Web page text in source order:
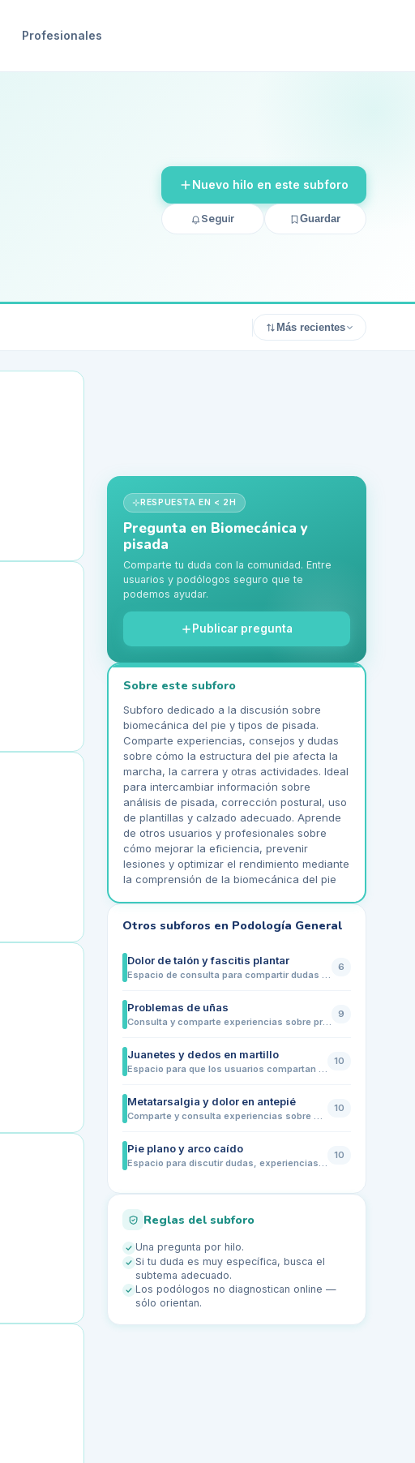
Profesionales
Nuevo hilo en este subforo
Seguir Guardar
Más recientes
RESPUESTA EN < 2H
Pregunta en Biomecánica y
pisada
Comparte tu duda con la comunidad. Entre
usuarios y podólogos seguro que te
podemos ayudar.
Publicar pregunta
Sobre este subforo
Subforo dedicado a la discusión sobre
biomecánica del pie y tipos de pisada.
Comparte experiencias, consejos y dudas
sobre cómo la estructura del pie afecta la
marcha, la carrera y otras actividades. Ideal
para intercambiar información sobre
análisis de pisada, corrección postural, uso
de plantillas y calzado adecuado. Aprende
de otros usuarios y profesionales sobre
cómo mejorar la eficiencia, prevenir
lesiones y optimizar el rendimiento mediante
la comprensión de la biomecánica del pie
Otros subforos en Podología General
Dolor de talón y fascitis plantar
Espacio de consulta para compartir dudas y experiencias sobre dolor de talón, fascitis plantar y molestias relacionadas. Los usuarios pueden preguntar sobre síntomas, causas comunes, técnicas de alivio, ejercicios, estiramientos y calzado adecuado. Ideal para pacientes que buscan orientación y para profesionales que quieran aportar consejos prácticos, sin sustituir la valoración médica.
6
Problemas de uñas
Consulta y comparte experiencias sobre problemas de uñas: uñas negras, encarnadas, quebradizas, hongos, traumas, cuidados y prevención diaria.
9
Juanetes y dedos en martillo
Espacio para que los usuarios compartan experiencias, dudas y consultas sobre juanetes y dedos en martillo. Aquí podrás aprender sobre prevención, síntomas, tratamientos caseros, adaptación de calzado y consultas generales para mejorar la salud de tus pies.
10
Metatarsalgia y dolor en antepié
Comparte y consulta experiencias sobre dolor en la parte delantera del pie. Este subforo está pensado para quienes sufren metatarsalgia, molestias en los metatarsos o dolor al caminar y correr. Aquí podrás intercambiar consejos, dudas sobre calzado, plantillas y ejercicios recomendados por la comunidad de podólogos y usuarios
10
Pie plano y arco caído
Espacio para discutir dudas, experiencias y consejos sobre pie plano y arco caído. Comparte tus síntomas, molestias, recomendaciones de calzado o plantillas, ejercicios y estrategias de prevención. Ideal para usuarios con diferentes niveles de actividad física, desde niños hasta adultos, y para profesionales que quieran aportar su experiencia.
10
Reglas del subforo
Una pregunta por hilo.
Si tu duda es muy específica, busca el
subtema adecuado.
Los podólogos no diagnostican online —
sólo orientan.